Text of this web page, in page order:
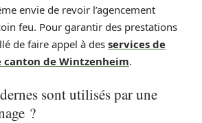
envie de revoir l’agencement
feu. Pour garantir des prestations
de faire appel à des services de
canton de Wintzenheim.
sont utilisés par une
?